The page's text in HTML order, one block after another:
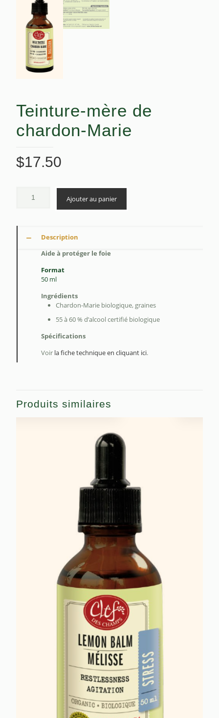
Teinture-mère de
chardon-Marie
$17.50
Ajouter au panier
Description
Aide à protéger le foie
Format
50 ml
Ingrédients
Chardon-Marie biologique, graines
55 à 60 % d’alcool certifié biologique
Spécifications
Voir la fiche technique en cliquant ici.
Produits similaires